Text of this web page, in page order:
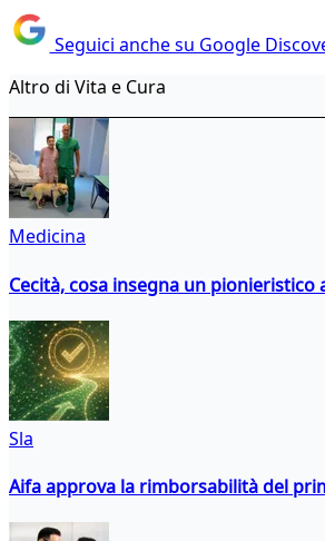
Seguici anche su Google
Altro di Vita e Cura
Medicina
Cecità, cosa insegna un
Sla
Aifa approva la rimborsabilità del